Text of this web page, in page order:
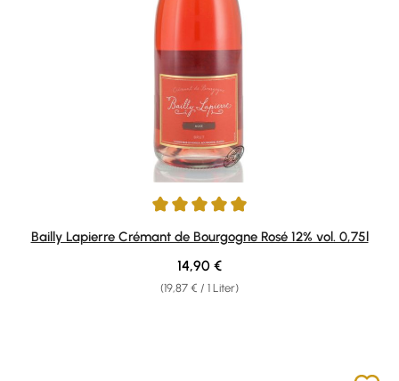
Durchschnittliche Bewertung von 4.9 von 5 Sternen
Bailly Lapierre Crémant de Bourgogne Rosé 12% vol. 0,75l
(19,87 € / 1 Liter)
Regulärer Preis:
14,90 €